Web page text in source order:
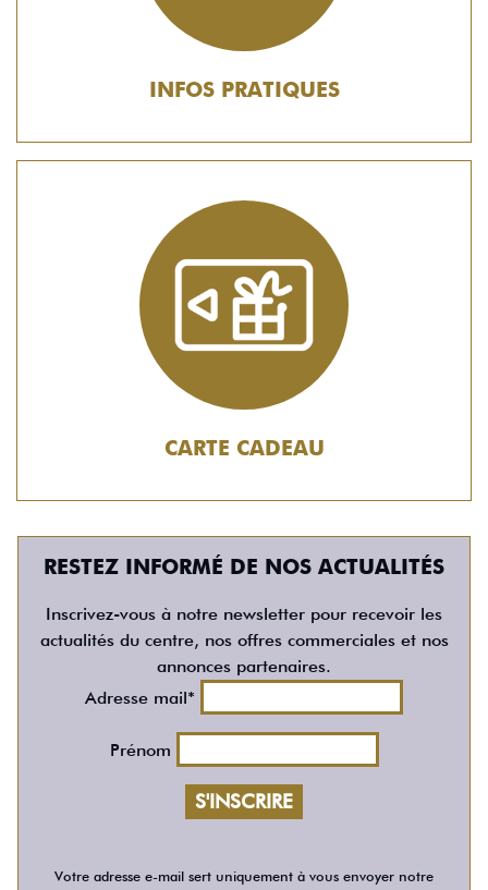
INFOS PRATIQUES
CARTE CADEAU
RESTEZ INFORMÉ DE NOS ACTUALITÉS
Inscrivez-vous à notre newsletter pour recevoir les
actualités du centre, nos offres commerciales et nos
annonces partenaires.
Adresse mail*
Prénom
Votre adresse e-mail sert uniquement à vous envoyer notre